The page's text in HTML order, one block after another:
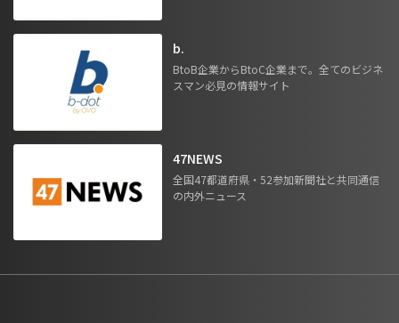
b.
BtoB企業からBtoC企業まで。全てのビジネ
スマン必見の情報サイト
47NEWS
全国47都道府県・52参加新聞社と共同通信
の内外ニュース